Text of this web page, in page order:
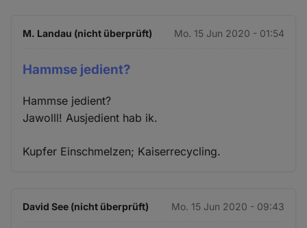
M. Landau (nicht überprüft) Mo. 15 Jun 2020 - 01:54
Hammse jedient?
Hammse jedient?
Jawolll! Ausjedient hab ik.
Kupfer Einschmelzen; Kaiserrecycling.
David See (nicht überprüft) Mo. 15 Jun 2020 - 09:43